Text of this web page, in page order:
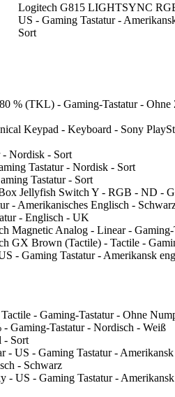
Logitech G815 LIGHTSYNC
US - Gaming Tastatur -
Sort
% (TKL) - Gaming-Tastatur - Ohne
Keypad - Keyboard - Sony
Nordisk - Sort
Tastatur - Nordisk - Sort
Tastatur - Sort
Jellyfish Switch Y - RGB - ND -
- Amerikanisches Englisch -
- Englisch - UK
Analog - Linear - Gaming-
Brown (Tactile) - Tactile -
Gaming Tastatur - Amerikansk
- Gaming-Tastatur - Ohne
Gaming-Tastatur - Nordisch - Weiß
- Sort
US - Gaming Tastatur - Amerikansk
- Schwarz
US - Gaming Tastatur -